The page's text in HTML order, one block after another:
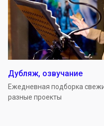
Дубляж, озвучание
Ежедневная подборка
разные проекты